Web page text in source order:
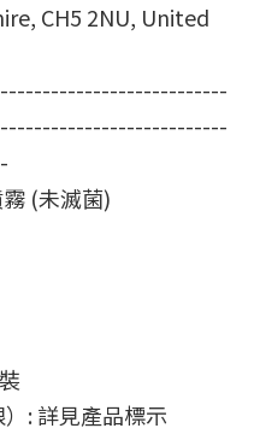
CH5 2NU, United
(未滅菌)
: 詳見產品標示